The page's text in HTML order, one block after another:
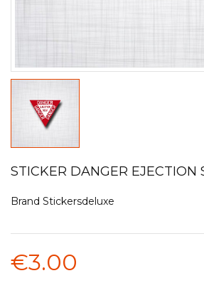
STICKER DANGER EJECTION
Brand Stickersdeluxe
€3.00